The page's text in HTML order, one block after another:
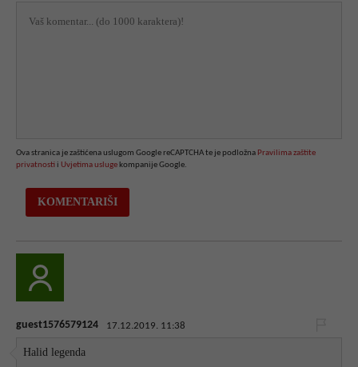
Ova stranica je zaštićena uslugom Google reCAPTCHA te je podložna Pravilima zaštite
privatnosti i Uvjetima usluge kompanije Google.
guest1576579124 17.12.2019. 11:38
Halid legenda